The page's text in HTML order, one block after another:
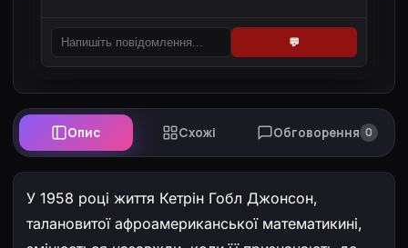
💬
Опис Схожі Обговорення 0
У 1958 році життя Кетрін Гобл Джонсон,
талановитої афроамериканської математикині,